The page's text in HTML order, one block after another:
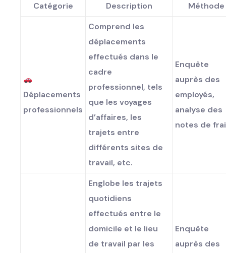
Catégorie Description Méthode
Déplacements
professionnels
Comprend les
déplacements
effectués dans le
cadre
professionnel, tels
que les voyages
d’affaires, les
trajets entre
différents sites de
travail, etc.
Enquête
auprès des
employés,
analyse des
notes de
Englobe les trajets
quotidiens
effectués entre le
domicile et le lieu
de travail par les
Enquête
auprès des